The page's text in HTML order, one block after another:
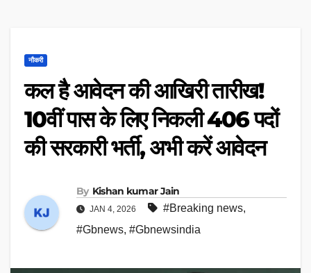
नौकरी
कल है आवेदन की आखिरी तारीख!
10वीं पास के लिए निकली 406 पदों
की सरकारी भर्ती, अभी करें आवेदन
By Kishan kumar Jain
JAN 4, 2026 #Breaking news,
#Gbnews, #Gbnewsindia